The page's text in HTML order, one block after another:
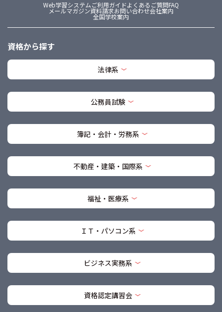
Web学習システムご利用ガイドよくあるご質問FAQ
メールマガジン資料請求お問い合わせ会社案内
全国学校案内
資格から探す
法律系
公務員試験
簿記・会計・労務系
不動産・建築・国際系
福祉・医療系
ＩＴ・パソコン系
ビジネス実務系
資格認定講習会